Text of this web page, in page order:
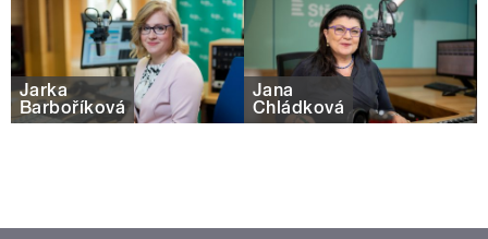
Jarka
Barboříková
Jana
Chládková